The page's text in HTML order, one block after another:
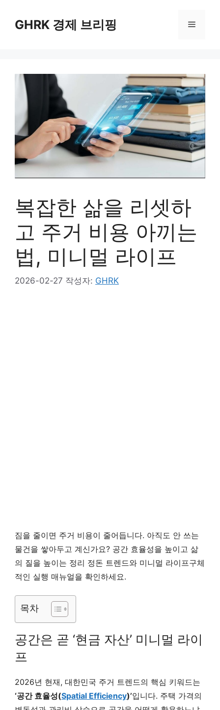
GHRK 경제 브리핑 메
복잡한 삶을 리셋하
고 주거 비용 아끼는
법, 미니멀 라이프
2026-02-27 작성자: GHRK
짐을 줄이면 주거 비용이 줄어듭니다. 아직도 안 쓰는
물건을 쌓아두고 계신가요? 공간 효율성을 높이고 삶
의 질을 높이는 정리 정돈 트렌드와 미니멀 라이프구체
적인 실행 매뉴얼을 확인하세요.
목차
공간은 곧 ‘현금 자산’ 미니멀 라이
프
2026년 현재, 대한민국 주거 트렌드의 핵심 키워드는
‘공간 효율성(Spatial Efficiency)’입니다. 주택 가격의